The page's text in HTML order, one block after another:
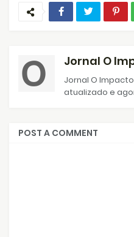
Jornal O
Jornal O
atualizado e
POST A COMMENT